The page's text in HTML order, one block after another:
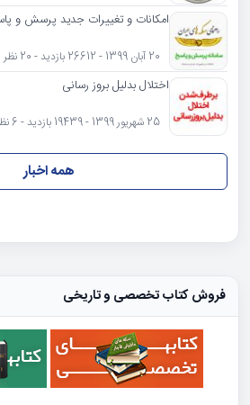
امکانات و تغییرات جدید پرسش و
20 آبان 1399 - 26612 بازدید - 20 نظر
اختلال بدلیل بروز رسانی
25 شهریور 1399 - 19439 بازدید - 6 نظر
همه اخبار
فروش کتاب تخصصی و تاریخی